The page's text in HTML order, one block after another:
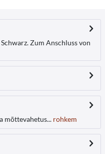
Zum Anschluss von
mõttevahetus... rohkem